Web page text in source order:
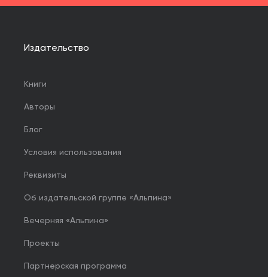
Издательство
Книги
Авторы
Блог
Условия использования
Реквизиты
Об издательской группе «Альпина»
Вечерняя «Альпина»
Проекты
Партнерская программа